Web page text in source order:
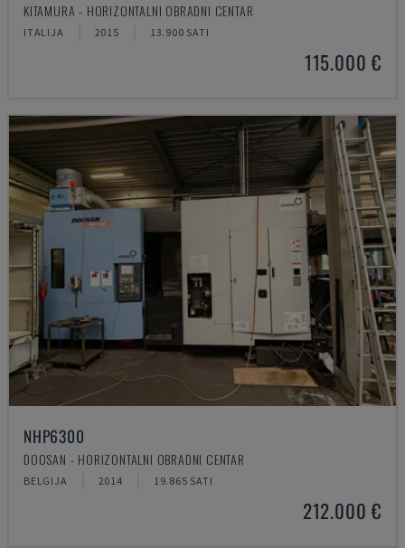
KITAMURA - HORIZONTALNI OBRADNI CENTAR
ITALIJA 2015 13.900 SATI
115.000 €
NHP6300
DOOSAN - HORIZONTALNI OBRADNI CENTAR
BELGIJA 2014 19.865 SATI
212.000 €